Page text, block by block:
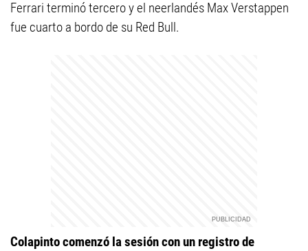
Ferrari terminó tercero y el neerlandés Max Verstappen
fue cuarto a bordo de su Red Bull.
Colapinto comenzó la sesión con un registro de